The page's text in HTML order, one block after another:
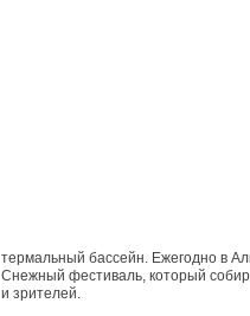
термальный бассейн. Ежегодно в
Снежный фестиваль, который
и зрителей.